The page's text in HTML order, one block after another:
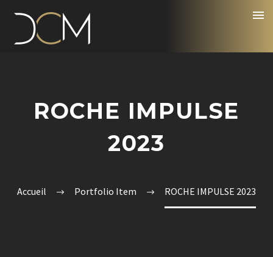
ROCHE IMPULSE
2023
Accueil Portfolio Item ROCHE IMPULSE 2023